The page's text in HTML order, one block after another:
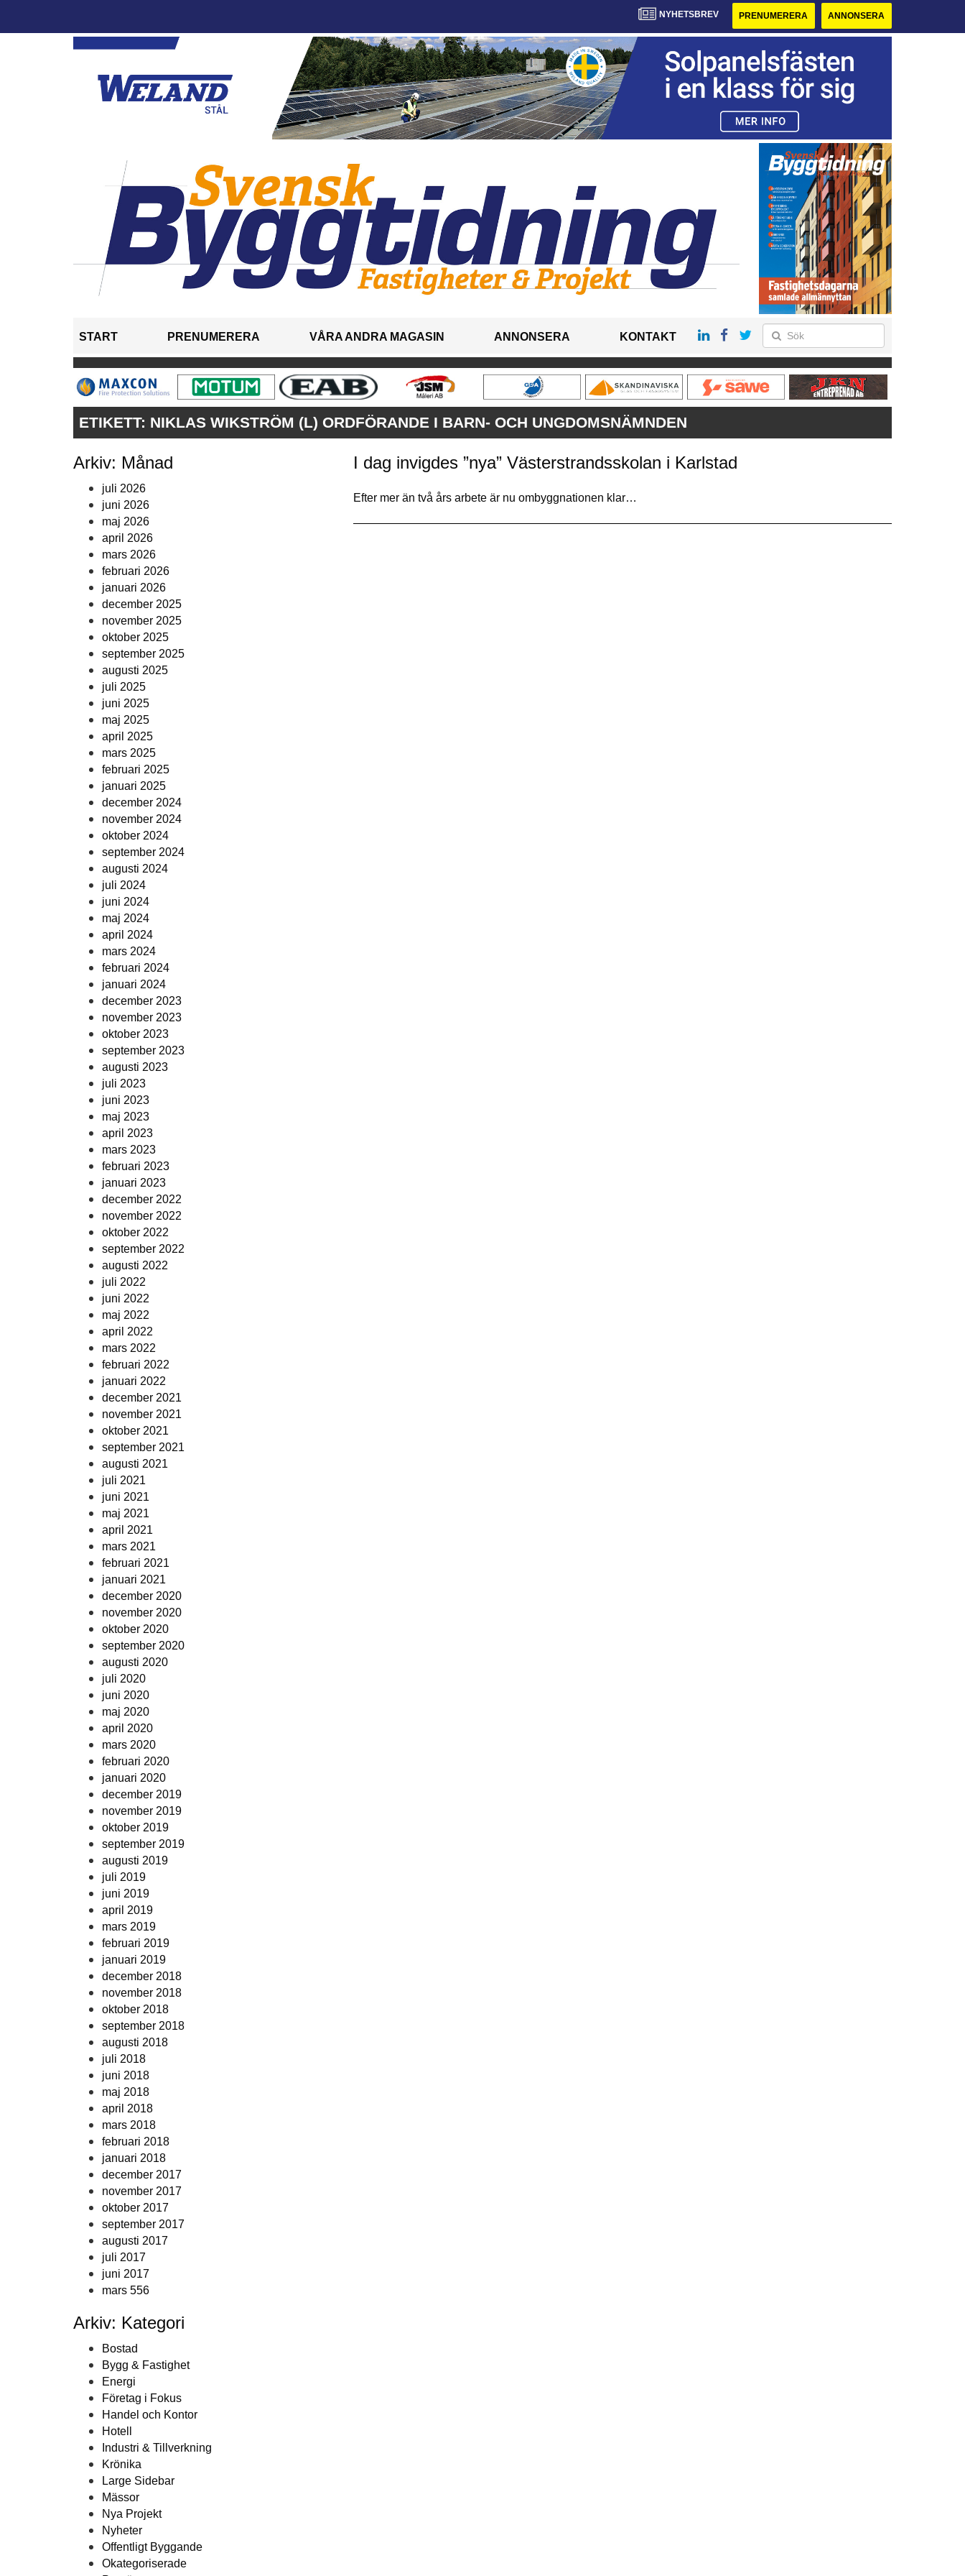
NYHETSBREV PRENUMERERA ANNONSERA
START PRENUMERERA VÅRA ANDRA MAGASIN ANNONSERA KONTAKT
ETIKETT: NIKLAS WIKSTRÖM (L) ORDFÖRANDE I BARN- OCH UNGDOMSNÄMNDEN
Arkiv: Månad
juli 2026
juni 2026
maj 2026
april 2026
mars 2026
februari 2026
januari 2026
december 2025
november 2025
oktober 2025
september 2025
augusti 2025
juli 2025
juni 2025
maj 2025
april 2025
mars 2025
februari 2025
januari 2025
december 2024
november 2024
oktober 2024
september 2024
augusti 2024
juli 2024
juni 2024
maj 2024
april 2024
mars 2024
februari 2024
januari 2024
december 2023
november 2023
oktober 2023
september 2023
augusti 2023
juli 2023
juni 2023
maj 2023
april 2023
mars 2023
februari 2023
januari 2023
december 2022
november 2022
oktober 2022
september 2022
augusti 2022
juli 2022
juni 2022
maj 2022
april 2022
mars 2022
februari 2022
januari 2022
december 2021
november 2021
oktober 2021
september 2021
augusti 2021
juli 2021
juni 2021
maj 2021
april 2021
mars 2021
februari 2021
januari 2021
december 2020
november 2020
oktober 2020
september 2020
augusti 2020
juli 2020
juni 2020
maj 2020
april 2020
mars 2020
februari 2020
januari 2020
december 2019
november 2019
oktober 2019
september 2019
augusti 2019
juli 2019
juni 2019
april 2019
mars 2019
februari 2019
januari 2019
december 2018
november 2018
oktober 2018
september 2018
augusti 2018
juli 2018
juni 2018
maj 2018
april 2018
mars 2018
februari 2018
januari 2018
december 2017
november 2017
oktober 2017
september 2017
augusti 2017
juli 2017
juni 2017
mars 556
Arkiv: Kategori
Bostad
Bygg & Fastighet
Energi
Företag i Fokus
Handel och Kontor
Hotell
Industri & Tillverkning
Krönika
Large Sidebar
Mässor
Nya Projekt
Nyheter
Offentligt Byggande
Okategoriserade
I dag invigdes ”nya” Västerstrandsskolan i Karlstad
Efter mer än två års arbete är nu ombyggnationen klar…